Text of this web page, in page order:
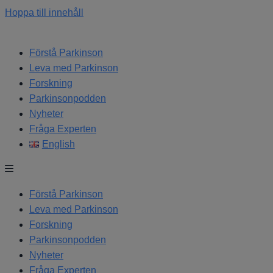
Hoppa till innehåll
Förstå Parkinson
Leva med Parkinson
Forskning
Parkinsonpodden
Nyheter
Fråga Experten
English
Förstå Parkinson
Leva med Parkinson
Forskning
Parkinsonpodden
Nyheter
Fråga Experten